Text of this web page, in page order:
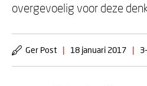
overgevoelig voor deze
Ger Post | 18 januari 2017 |